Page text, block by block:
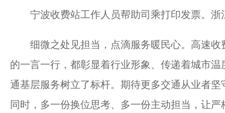
宁波收费站工作人员帮助司乘打印发票。
细微之处见担当，点滴服务暖民心。高速收
的一言一行，都彰显着行业形象、传递着城市
通基层服务树立了标杆。期待更多交通从业者
同时，多一份换位思考、多一份主动担当，让